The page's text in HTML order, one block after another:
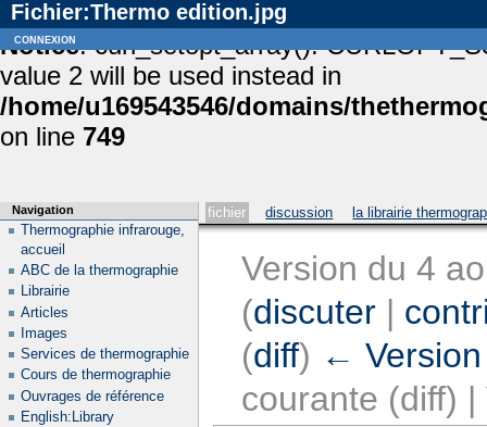
Notice: curl_setopt_array():
value 2 will be used instead in
/home/u169543546/domains/
on line 749
Fichier:Thermo edition.jpg
fichier discussion la librairie
Version du 4
(discuter |
(diff) ←
courante (diff)
Navigation
Thermographie infrarouge,
accueil
ABC de la thermographie
Librairie
Articles
Images
Services de thermographie
Cours de thermographie
Ouvrages de référence
English:Library
connexion